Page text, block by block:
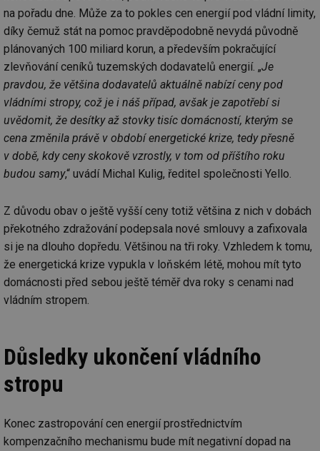
na pořadu dne. Může za to pokles cen energií pod vládní limity,
díky čemuž stát na pomoc pravděpodobně nevydá původně
plánovaných 100 miliard korun, a především pokračující
zlevňování ceníků tuzemských dodavatelů energií. „Je
pravdou, že většina dodavatelů aktuálně nabízí ceny pod
vládními stropy, což je i náš případ, avšak je zapotřebí si
uvědomit, že desítky až stovky tisíc domácností, kterým se
cena změnila právě v období energetické krize, tedy přesně
v době, kdy ceny skokově vzrostly, v tom od příštího roku
budou samy,“ uvádí Michal Kulig, ředitel společnosti Yello.
Z důvodu obav o ještě vyšší ceny totiž většina z nich v dobách
překotného zdražování podepsala nové smlouvy a zafixovala
si je na dlouho dopředu. Většinou na tři roky. Vzhledem k tomu,
že energetická krize vypukla v loňském létě, mohou mít tyto
domácnosti před sebou ještě téměř dva roky s cenami nad
vládním stropem.
Důsledky ukončení vládního
stropu
Konec zastropování cen energií prostřednictvím
kompenzačního mechanismu bude mít negativní dopad na